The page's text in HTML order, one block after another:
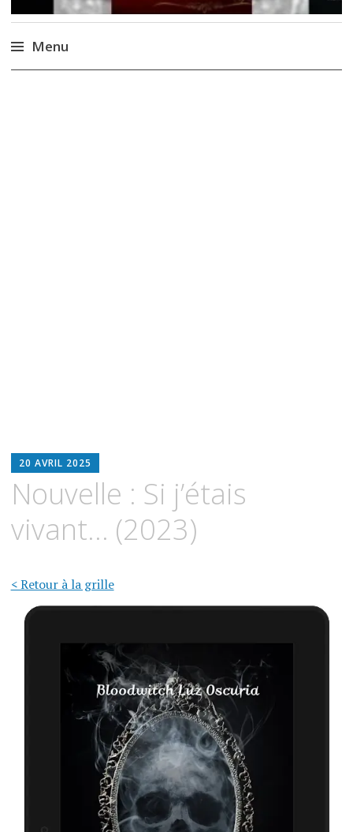
Menu
20 AVRIL 2025
OSCURIA
Nouvelle : Si j’étais
vivant… (2023)
< Retour à la grille